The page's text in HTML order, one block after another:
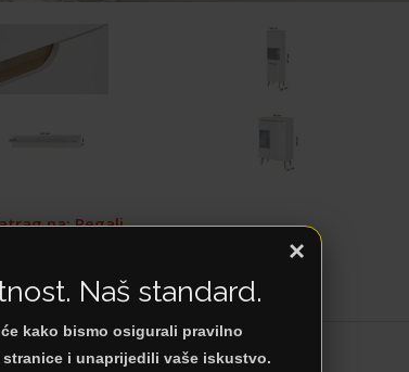
na: Regali
×
Naš standard.
kako bismo osigurali pravilno
i unaprijedili vaše iskustvo.